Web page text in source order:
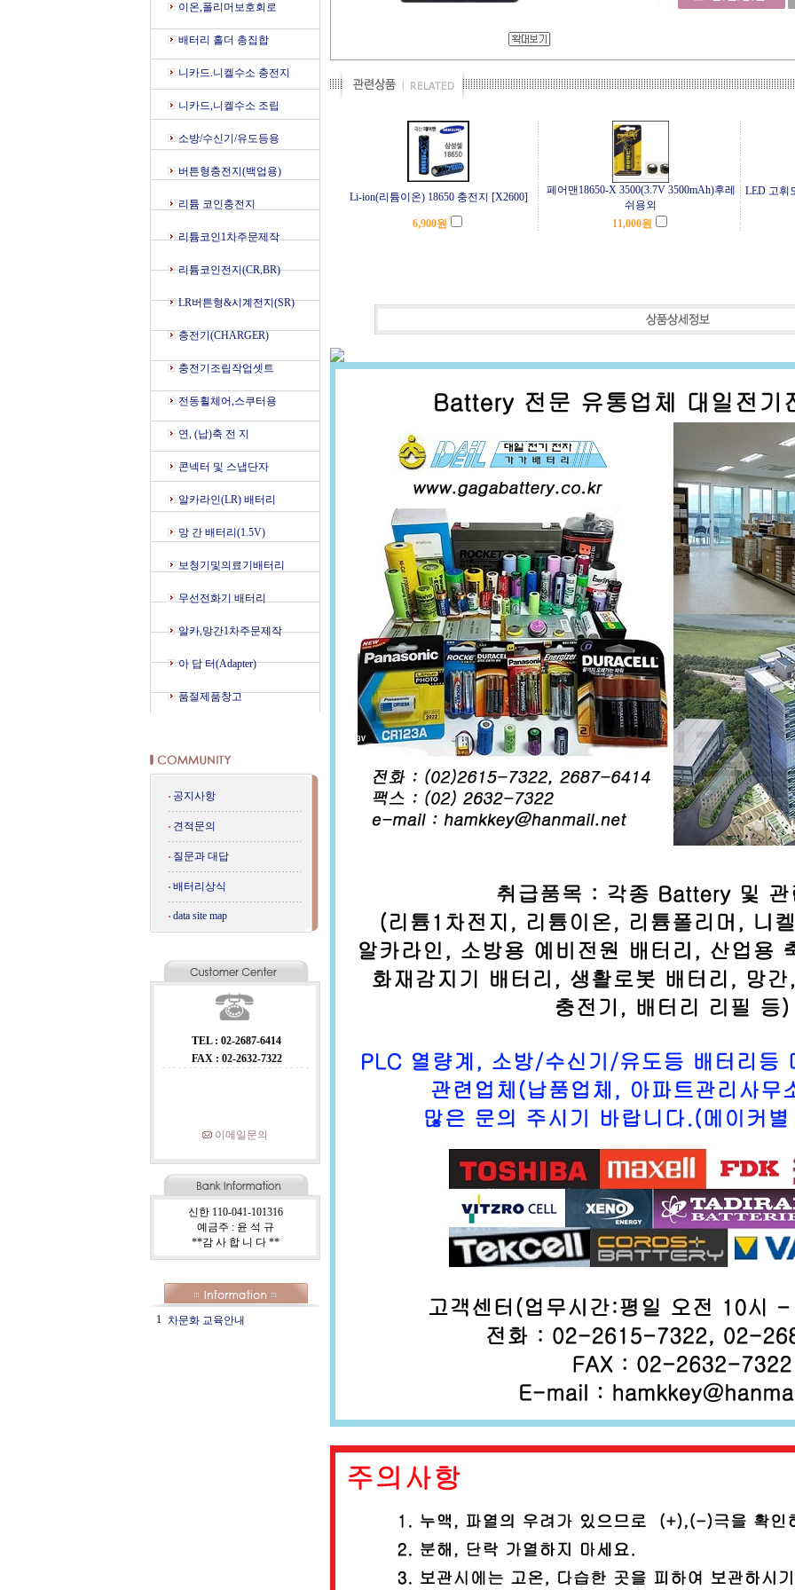
이온,폴리머보호회로
배터리 홀더 총집합
니카드.니켈수소 충전지
니카드,니켈수소 조립
소방/수신기/유도등용
버튼형충전지(백업용)
리튬 코인충전지
리튬코인1차주문제작
리튬코인전지(CR,BR)
LR버튼형&시계전지(SR)
충전기(CHARGER)
충전기조립작업셋트
전동휠체어,스쿠터용
연, (납)축 전 지
콘넥터 및 스냅단자
알카라인(LR) 배터리
망 간 배터리(1.5V)
보청기및의료기배터리
무선전화기 배터리
알카,망간1차주문제작
아 답 터(Adapter)
품절제품창고
공지사항
견적문의
질문과 대답
배터리상식
data site map
TEL : 02-2687-6414
FAX : 02-2632-7322
이메일문의
신한 110-041-101316
예금주 : 윤 석 규
**감 사 합 니 다 **
1 차문화 교육안내
Li-ion(리튬이온) 18650 충전지 [X2600]
페어맨18650-X 3500(3.7V 3500mAh)후레
쉬용외
LED 고휘
6,900원 11,000원